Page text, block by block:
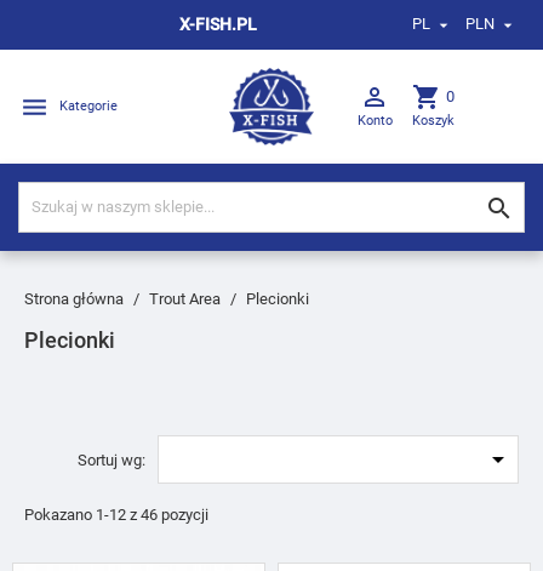
X-FISH.PL PL  PLN 
 Kategorie 
Konto
shopping_cart 0
Koszyk

Strona główna Trout Area Plecionki
Plecionki
Sortuj wg: 
Pokazano 1-12 z 46 pozycji